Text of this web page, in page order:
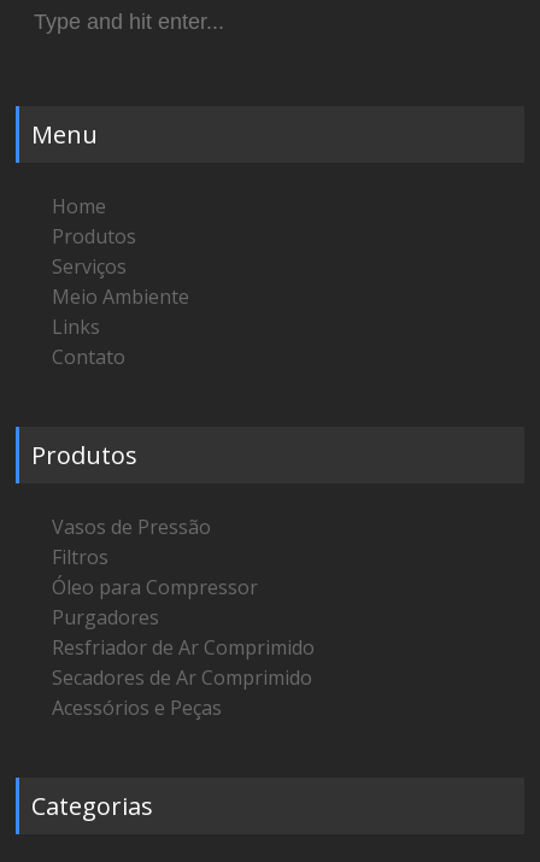
for:
Menu
Home
Produtos
Serviços
Meio Ambiente
Links
Contato
Produtos
Vasos de Pressão
Filtros
Óleo para Compressor
Purgadores
Resfriador de Ar Comprimido
Secadores de Ar Comprimido
Acessórios e Peças
Categorias